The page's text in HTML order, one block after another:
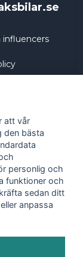
influencers
att vår
den bästa
personlig och
funktioner och
sedan ditt
anpassa